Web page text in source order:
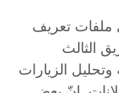
ملفات تعريف
الثالث
الزيارات